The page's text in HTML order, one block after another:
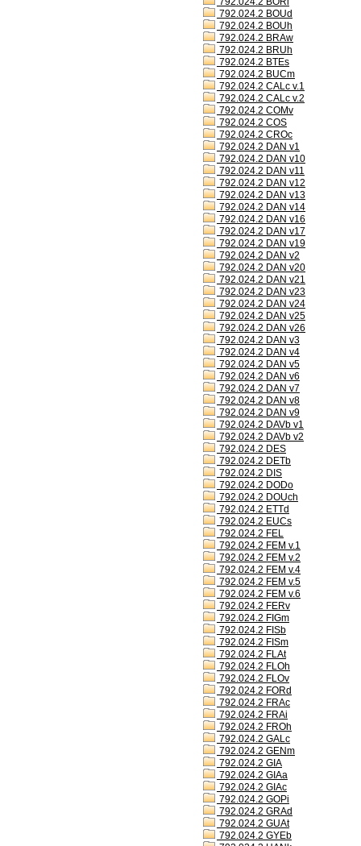
792.024.2 BOUd
792.024.2 BOUh
792.024.2 BRAw
792.024.2 BRUh
792.024.2 BTEs
792.024.2 BUCm
792.024.2 CALc v.1
792.024.2 CALc v.2
792.024.2 COMv
792.024.2 COS
792.024.2 CROc
792.024.2 DAN v1
792.024.2 DAN v10
792.024.2 DAN v11
792.024.2 DAN v12
792.024.2 DAN v13
792.024.2 DAN v14
792.024.2 DAN v16
792.024.2 DAN v17
792.024.2 DAN v19
792.024.2 DAN v2
792.024.2 DAN v20
792.024.2 DAN v21
792.024.2 DAN v23
792.024.2 DAN v24
792.024.2 DAN v25
792.024.2 DAN v26
792.024.2 DAN v3
792.024.2 DAN v4
792.024.2 DAN v5
792.024.2 DAN v6
792.024.2 DAN v7
792.024.2 DAN v8
792.024.2 DAN v9
792.024.2 DAVb v1
792.024.2 DAVb v2
792.024.2 DES
792.024.2 DETb
792.024.2 DIS
792.024.2 DODo
792.024.2 DOUch
792.024.2 ETTd
792.024.2 EUCs
792.024.2 FEL
792.024.2 FEM v.1
792.024.2 FEM v.2
792.024.2 FEM v.4
792.024.2 FEM v.5
792.024.2 FEM v.6
792.024.2 FERv
792.024.2 FIGm
792.024.2 FISb
792.024.2 FISm
792.024.2 FLAt
792.024.2 FLOh
792.024.2 FLOv
792.024.2 FORd
792.024.2 FRAc
792.024.2 FRAi
792.024.2 FROh
792.024.2 GALc
792.024.2 GENm
792.024.2 GIA
792.024.2 GIAa
792.024.2 GIAc
792.024.2 GOPi
792.024.2 GRAd
792.024.2 GUAt
792.024.2 GYEb